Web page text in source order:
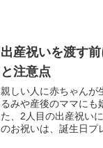
出産祝いを渡す
と注意点
親しい人に赤ちゃんが
るみや産後のママにも
た、2人目の出産祝い
のお祝いは、誕生日プ